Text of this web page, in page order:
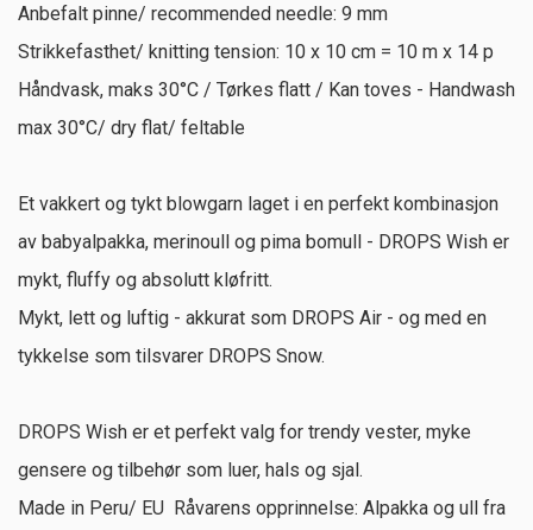
Anbefalt pinne/ recommended needle: 9 mm
Strikkefasthet/ knitting tension: 10 x 10 cm = 10 m x 14 p
Håndvask, maks 30°C / Tørkes flatt / Kan toves - Handwash
max 30°C/ dry flat/ feltable
Et vakkert og tykt blowgarn laget i en perfekt kombinasjon
av babyalpakka, merinoull og pima bomull - DROPS Wish er
mykt, fluffy og absolutt kløfritt.
Mykt, lett og luftig - akkurat som DROPS Air - og med en
tykkelse som tilsvarer DROPS Snow.
DROPS Wish er et perfekt valg for trendy vester, myke
gensere og tilbehør som luer, hals og sjal.
Made in Peru/ EU Råvarens opprinnelse: Alpakka og ull fra